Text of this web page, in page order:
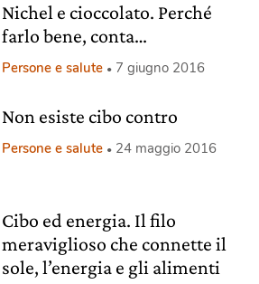
Nichel e cioccolato. Perché
farlo bene, conta…
Persone e salute 7 giugno 2016
Non esiste cibo contro
Persone e salute 24 maggio 2016
Cibo ed energia. Il filo
meraviglioso che connette il
sole, l’energia e gli alimenti